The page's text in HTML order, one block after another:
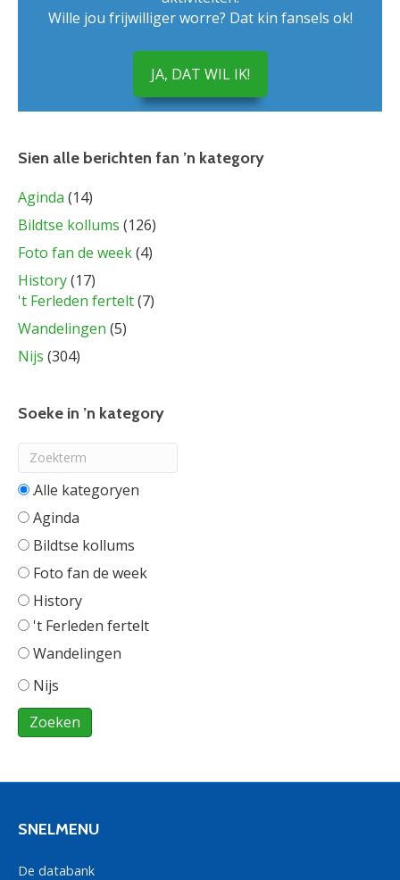
Wille jou frijwilliger worre? Dat kin fansels ok!
JA, DAT WIL IK!
Sien alle berichten fan ’n kategory
Aginda (14)
Bildtse kollums (126)
Foto fan de week(4)
History(17)
't Ferleden fertelt(7)
Wandelingen (5)
Nijs (304)
Soeke in ’n kategory
Alle categorieën
Aginda
Bildtse kollums
Foto fan de week
History
't Ferleden fertelt
Wandelingen
Nijs
SNELMENU
De databank